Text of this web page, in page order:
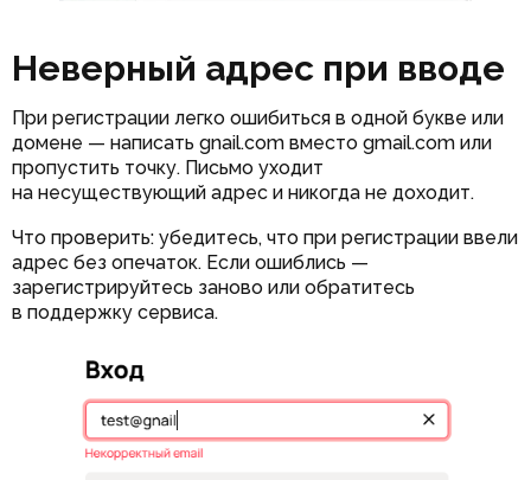
Неверный адрес при вводе
При регистрации легко ошибиться в одной букве или
домене — написать gnail.com вместо gmail.com или
пропустить точку. Письмо уходит
на несуществующий адрес и никогда не доходит.
Что проверить: убедитесь, что при регистрации ввели
адрес без опечаток. Если ошиблись —
зарегистрируйтесь заново или обратитесь
в поддержку сервиса.